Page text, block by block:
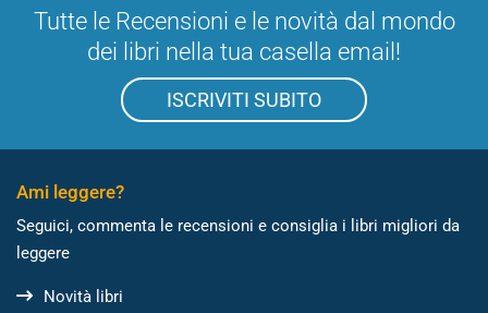
Tutte le Recensioni e le novità dal mondo
dei libri nella tua casella email!
ISCRIVITI SUBITO
Ami leggere?
Seguici, commenta le recensioni e consiglia i libri migliori da
leggere
Novità libri